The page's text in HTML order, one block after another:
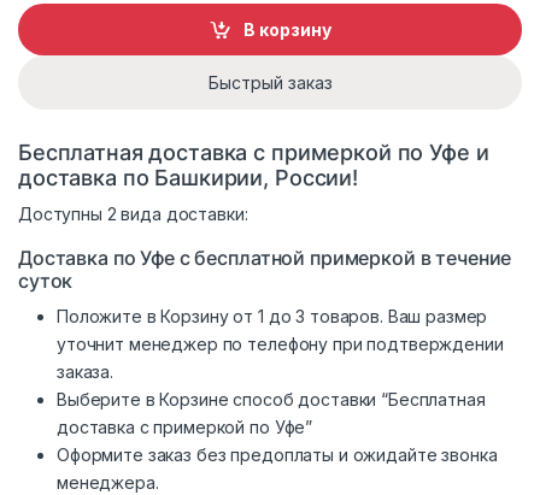
В корзину
Быстрый заказ
Бесплатная доставка с примеркой по Уфе и
доставка по Башкирии, России!
Доступны 2 вида доставки:
Доставка по Уфе с бесплатной примеркой в течение
суток
Положите в Корзину от 1 до 3 товаров. Ваш размер
уточнит менеджер по телефону при подтверждении
заказа.
Выберите в Корзине способ доставки “Бесплатная
доставка с примеркой по Уфе”
Оформите заказ без предоплаты и ожидайте звонка
менеджера.